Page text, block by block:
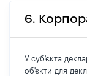
6.
У суб'єкта
об'єкти для